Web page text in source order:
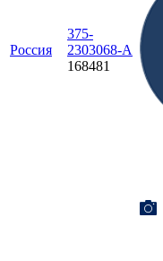
Россия
375-
2303068-А
168481